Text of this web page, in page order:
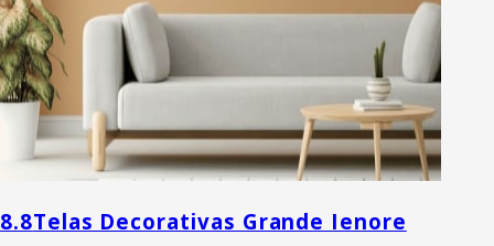
8.8Telas Decorativas Grande Ienore